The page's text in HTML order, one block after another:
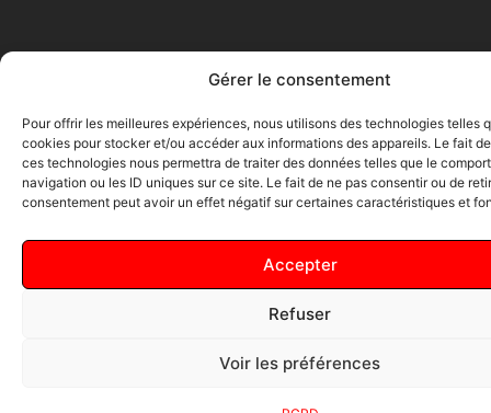
Gérer le consentement
Pour offrir les meilleures expériences, nous utilisons des technologies telles
cookies pour stocker et/ou accéder aux informations des appareils. Le fait
ces technologies nous permettra de traiter des données telles que le
navigation ou les ID uniques sur ce site. Le fait de ne pas consentir ou de
consentement peut avoir un effet négatif sur certaines caractéristiques et
Accepter
Refuser
Voir les préférences